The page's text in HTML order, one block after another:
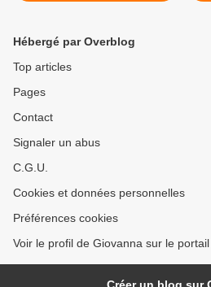
Hébergé par Overblog
Top articles
Pages
Contact
Signaler un abus
C.G.U.
Cookies et données personnelles
Préférences cookies
Voir le profil de Giovanna sur le